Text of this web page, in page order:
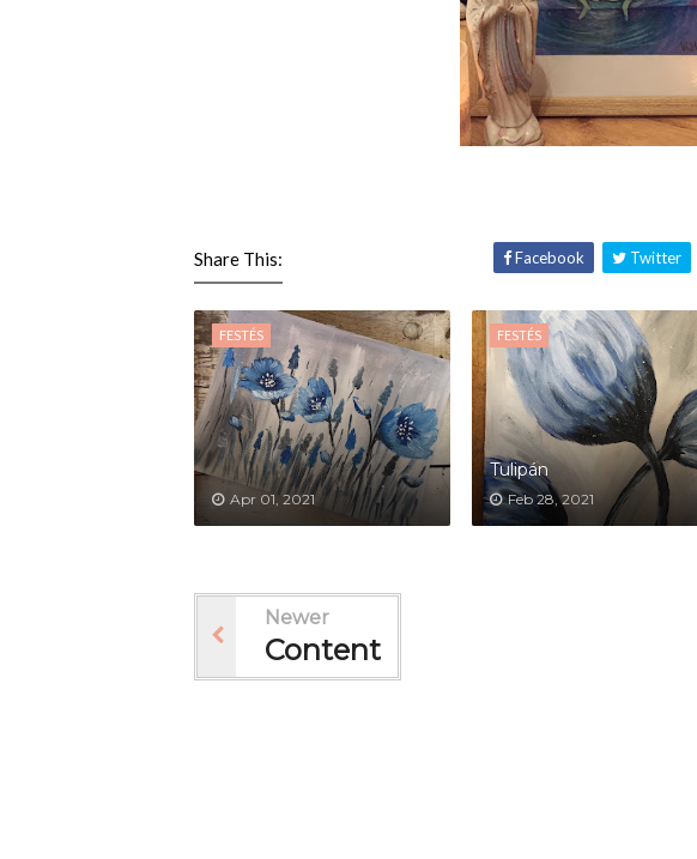
Share This: Facebook Twitter
FESTÉS
Apr 01, 2021
FESTÉS
Tulipán
Feb 28, 2021
Newer
Content